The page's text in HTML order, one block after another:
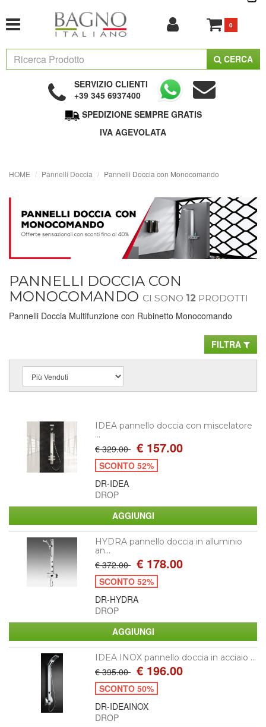
0
CERCA
SERVIZIO CLIENTI
+39 345 6937400
SPEDIZIONE SEMPRE GRATIS
IVA AGEVOLATA
HOME Pannelli Doccia Pannelli Doccia con Monocomando
PANNELLI DOCCIA CON
MONOCOMANDO CI SONO 12 PRODOTTI
Pannelli Doccia Multifunzione con Rubinetto Monocomando
FILTRA
IDEA pannello doccia con miscelatore
...
€ 329.00 € 157.00
SCONTO 52%
DR-IDEA
DROP
HYDRA pannello doccia in alluminio
an...
€ 372.00 € 178.00
SCONTO 52%
DR-HYDRA
DROP
IDEA INOX pannello doccia in acciaio ...
€ 395.00 € 196.00
SCONTO 50%
DR-IDEAINOX
DROP